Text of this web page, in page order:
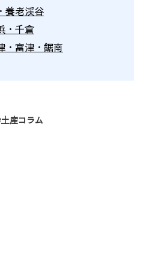
養老渓谷
・千倉
・富津・鋸南
土産コラム